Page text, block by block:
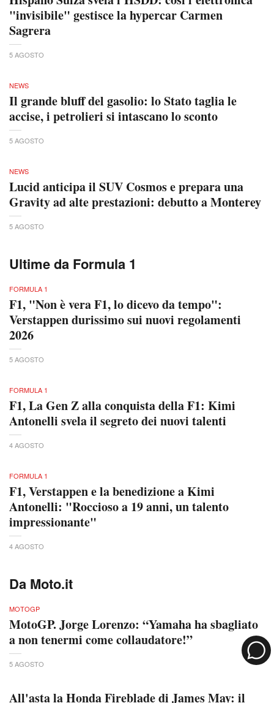
"invisibile" gestisce la hypercar Carmen
Sagrera
5 AGOSTO
NEWS
Il grande bluff del gasolio: lo Stato taglia le
accise, i petrolieri si intascano lo sconto
5 AGOSTO
NEWS
Lucid anticipa il SUV Cosmos e prepara una
Gravity ad alte prestazioni: debutto a Monterey
5 AGOSTO
Ultime da Formula 1
FORMULA 1
F1, "Non è vera F1, lo dicevo da tempo":
Verstappen durissimo sui nuovi regolamenti
2026
5 AGOSTO
FORMULA 1
F1, La Gen Z alla conquista della F1: Kimi
Antonelli svela il segreto dei nuovi talenti
4 AGOSTO
FORMULA 1
F1, Verstappen e la benedizione a Kimi
Antonelli: "Roccioso a 19 anni, un talento
impressionante"
4 AGOSTO
Da Moto.it
MOTOGP
MotoGP. Jorge Lorenzo: “Yamaha ha sbagliato
a non tenermi come collaudatore!”
5 AGOSTO
All'asta la Honda Fireblade di James May: il